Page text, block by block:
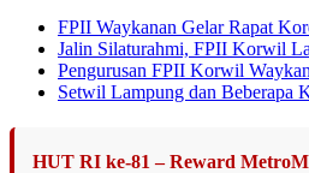
FPII Waykanan Gelar Rapat
Jalin Silaturahmi, FPII Korwil
Pengurusan FPII Korwil
Setwil Lampung dan
HUT RI ke-81 – Reward